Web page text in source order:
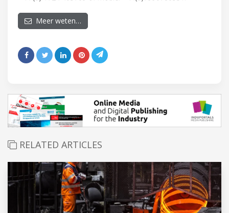
Meer weten…
RELATED ARTICLES